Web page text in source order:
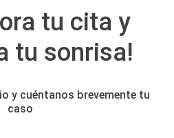
tu cita y
tu sonrisa!
y cuéntanos brevemente tu
caso